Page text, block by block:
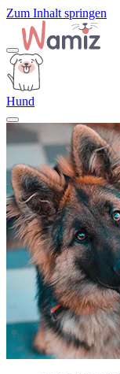
Zum Inhalt springen
Hund